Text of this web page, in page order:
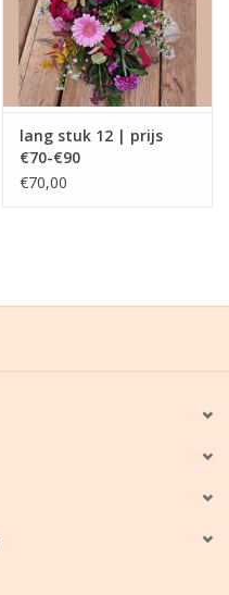
lang stuk 12 | prijs
€70-€90
€70,00